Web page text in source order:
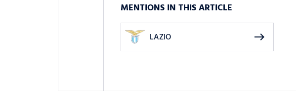
MENTIONS IN THIS ARTICLE
LAZIO east